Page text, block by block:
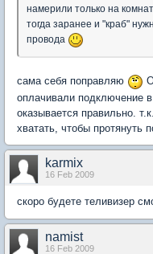
намерили только на
тогда заранее и "краб"
провода
сама себя поправляю
оплачивали подключение
оказывается правильно.
хватать, чтобы протянуть
karmix
16 Feb 2009
скоро будете теливизер
namist
16 Feb 2009